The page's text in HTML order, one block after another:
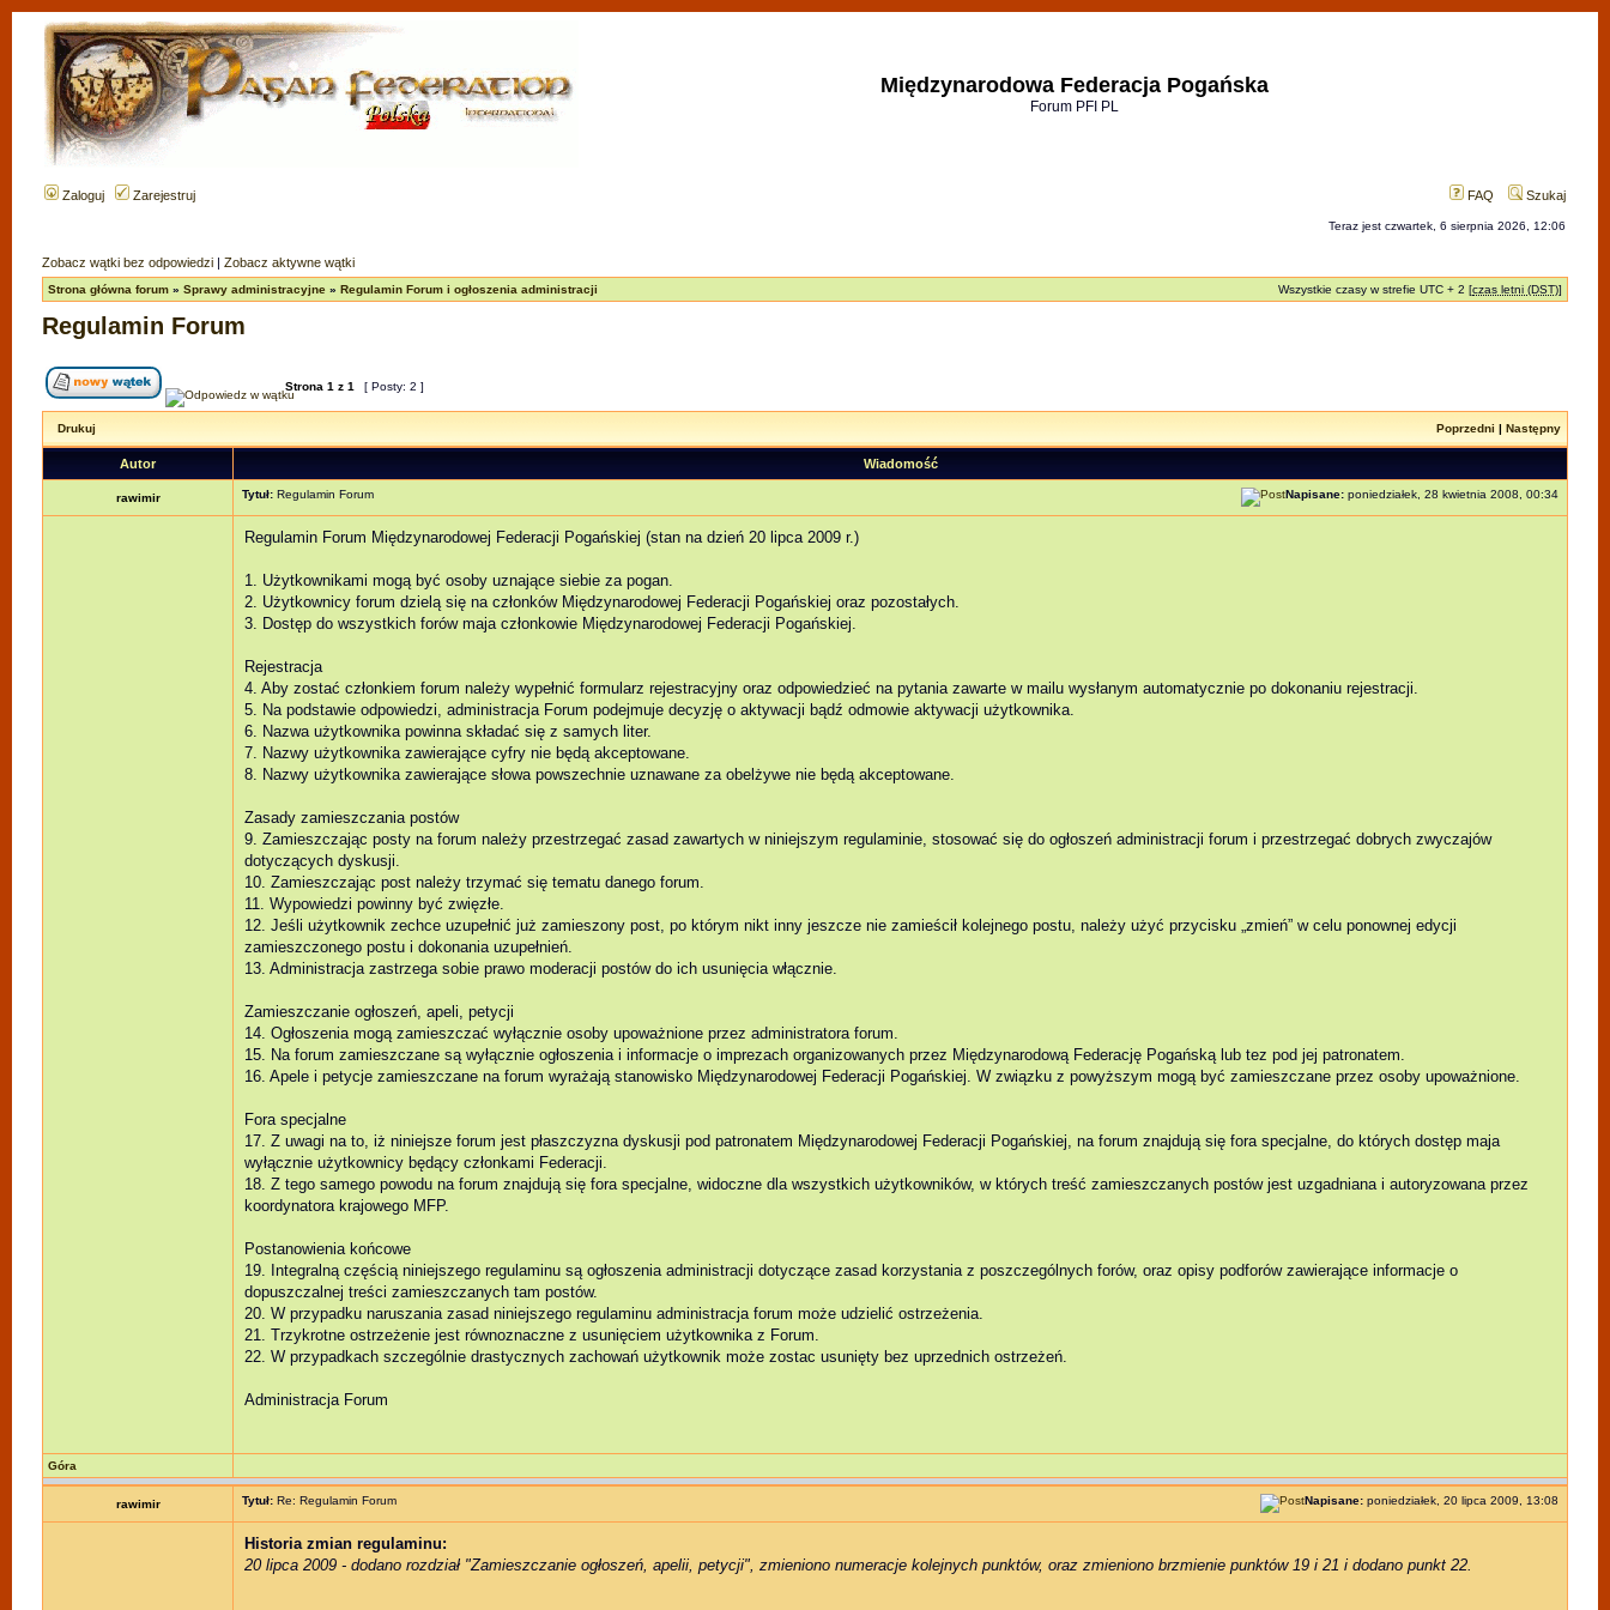
Międzynarodowa Federacja Pogańska
Forum PFI PL
Zaloguj Zarejestruj FAQ Szukaj
Teraz jest czwartek, 6 sierpnia 2026, 12:06
Zobacz wątki bez odpowiedzi | Zobacz aktywne wątki
Strona główna forum » Sprawy administracyjne » Regulamin Forum i ogłoszenia administracji Wszystkie czasy w strefie UTC + 2 [czas letni (DST)]
Regulamin Forum
Strona 1 z 1 [ Posty: 2 ]
Drukuj Poprzedni | Następny
Autor Wiadomość
rawimir Tytuł: Regulamin Forum Napisane: poniedziałek, 28 kwietnia 2008, 00:34
Regulamin Forum Międzynarodowej Federacji Pogańskiej (stan na dzień 20 lipca 2009 r.)
1. Użytkownikami mogą być osoby uznające siebie za pogan.
2. Użytkownicy forum dzielą się na członków Międzynarodowej Federacji Pogańskiej oraz pozostałych.
3. Dostęp do wszystkich forów maja członkowie Międzynarodowej Federacji Pogańskiej.
Rejestracja
4. Aby zostać członkiem forum należy wypełnić formularz rejestracyjny oraz odpowiedzieć na pytania zawarte w mailu wysłanym automatycznie po dokonaniu rejestracji.
5. Na podstawie odpowiedzi, administracja Forum podejmuje decyzję o aktywacji bądź odmowie aktywacji użytkownika.
6. Nazwa użytkownika powinna składać się z samych liter.
7. Nazwy użytkownika zawierające cyfry nie będą akceptowane.
8. Nazwy użytkownika zawierające słowa powszechnie uznawane za obelżywe nie będą akceptowane.
Zasady zamieszczania postów
9. Zamieszczając posty na forum należy przestrzegać zasad zawartych w niniejszym regulaminie, stosować się do ogłoszeń administracji forum i przestrzegać dobrych zwyczajów
dotyczących dyskusji.
10. Zamieszczając post należy trzymać się tematu danego forum.
11. Wypowiedzi powinny być zwięzłe.
12. Jeśli użytkownik zechce uzupełnić już zamieszony post, po którym nikt inny jeszcze nie zamieścił kolejnego postu, należy użyć przycisku „zmień” w celu ponownej edycji
zamieszczonego postu i dokonania uzupełnień.
13. Administracja zastrzega sobie prawo moderacji postów do ich usunięcia włącznie.
Zamieszczanie ogłoszeń, apeli, petycji
14. Ogłoszenia mogą zamieszczać wyłącznie osoby upoważnione przez administratora forum.
15. Na forum zamieszczane są wyłącznie ogłoszenia i informacje o imprezach organizowanych przez Międzynarodową Federację Pogańską lub tez pod jej patronatem.
16. Apele i petycje zamieszczane na forum wyrażają stanowisko Międzynarodowej Federacji Pogańskiej. W związku z powyższym mogą być zamieszczane przez osoby upoważnione.
Fora specjalne
17. Z uwagi na to, iż niniejsze forum jest płaszczyzna dyskusji pod patronatem Międzynarodowej Federacji Pogańskiej, na forum znajdują się fora specjalne, do których dostęp maja
wyłącznie użytkownicy będący członkami Federacji.
18. Z tego samego powodu na forum znajdują się fora specjalne, widoczne dla wszystkich użytkowników, w których treść zamieszczanych postów jest uzgadniana i autoryzowana przez
koordynatora krajowego MFP.
Postanowienia końcowe
19. Integralną częścią niniejszego regulaminu są ogłoszenia administracji dotyczące zasad korzystania z poszczególnych forów, oraz opisy podforów zawierające informacje o
dopuszczalnej treści zamieszczanych tam postów.
20. W przypadku naruszania zasad niniejszego regulaminu administracja forum może udzielić ostrzeżenia.
21. Trzykrotne ostrzeżenie jest równoznaczne z usunięciem użytkownika z Forum.
22. W przypadkach szczególnie drastycznych zachowań użytkownik może zostac usunięty bez uprzednich ostrzeżeń.
Administracja Forum
Góra
rawimir Tytuł: Re: Regulamin Forum Napisane: poniedziałek, 20 lipca 2009, 13:08
Historia zmian regulaminu:
20 lipca 2009 - dodano rozdział "Zamieszczanie ogłoszeń, apelii, petycji", zmieniono numeracje kolejnych punktów, oraz zmieniono brzmienie punktów 19 i 21 i dodano punkt 22.